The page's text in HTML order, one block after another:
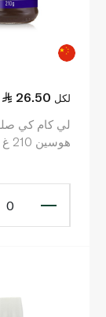
26.50 لكل
لي كام كي
هوسين 210 غ
0